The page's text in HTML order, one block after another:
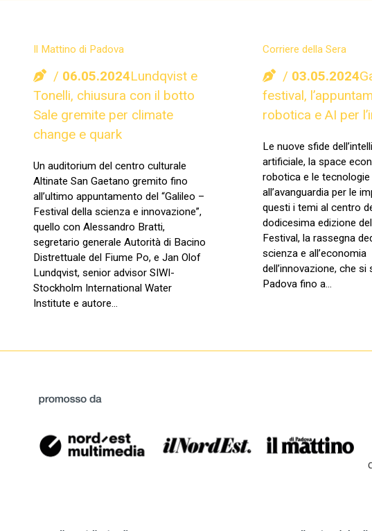
Il Mattino di Padova
06.05.2024Lundqvist e
Tonelli, chiusura con il botto
Sale gremite per climate
change e quark
Un auditorium del centro culturale
Altinate San Gaetano gremito fino
all’ultimo appuntamento del “Galileo –
Festival della scienza e innovazione”,
quello con Alessandro Bratti,
segretario generale Autorità di Bacino
Distrettuale del Fiume Po, e Jan Olof
Lundqvist, senior advisor SIWI-
Stockholm International Water
Institute e autore…
Corriere della Sera
03.05.2024
festival,
robotica e AI per
Le nuove sfide
artificiale, la space
robotica e le tecnologie
all’avanguardia per le
questi i temi al centro
dodicesima edizione
Festival, la rassegna
scienza e all’economia
dell’innovazione, che si
Padova fino a…